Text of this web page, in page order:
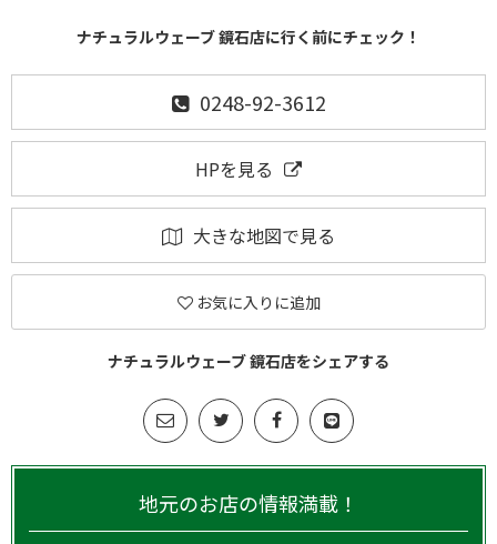
ナチュラルウェーブ 鏡石店に行く前にチェック！
0248-92-3612
HPを見る
大きな地図で見る
お気に入りに追加
ナチュラルウェーブ 鏡石店をシェアする
地元のお店の情報満載！